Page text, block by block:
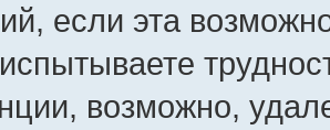
если эта
возможно,